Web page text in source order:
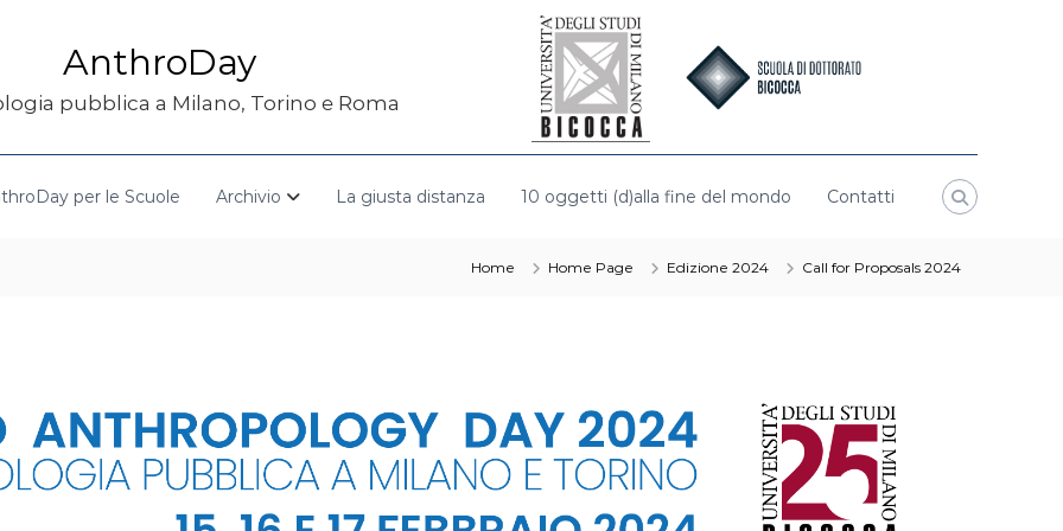
AnthroDay
pubblica a Milano, Torino e Roma
per le Scuole Archivio La giusta distanza 10 oggetti (d)alla fine del mondo Contatti
Home Home Page Edizione 2024 Call for Proposals 2024